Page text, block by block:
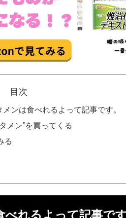
目次
ンは食べれるよって記事です。
メン”を買ってくる
る
れるよって記事です